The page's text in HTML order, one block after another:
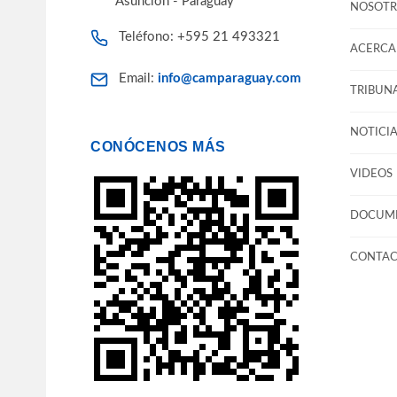
Teléfono: +595 21 493321
Email: info@camparaguay.com
CONÓCENOS MÁS
VIDEOS